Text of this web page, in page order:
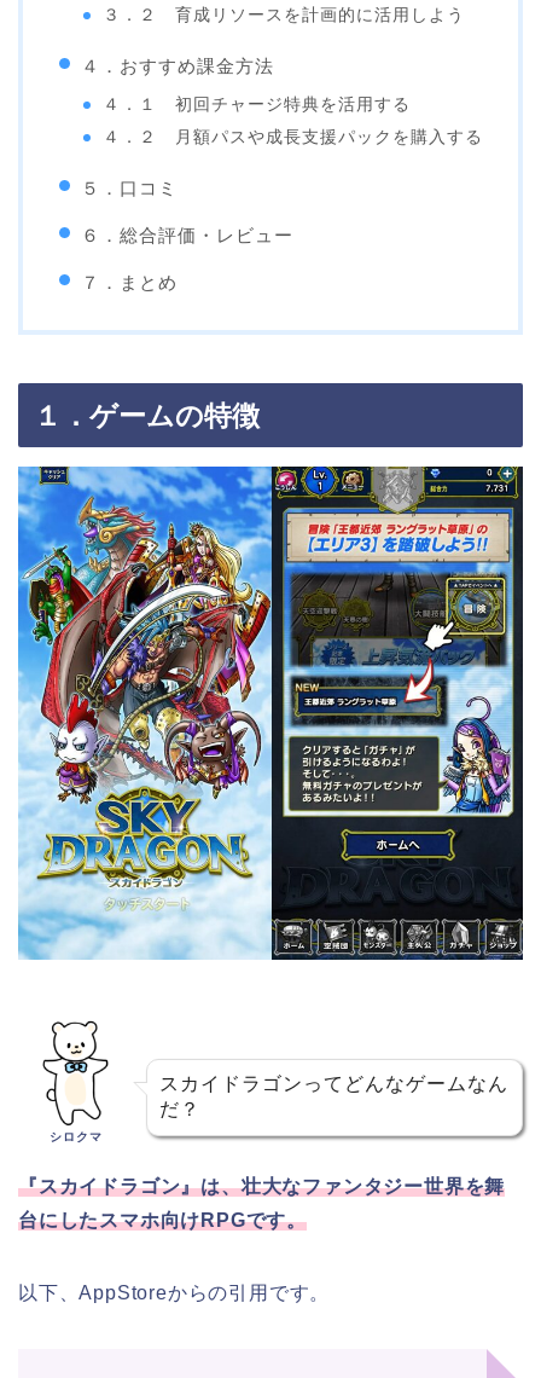
３．２ 育成リソースを計画的に活用しよう
４．おすすめ課金方法
４．１ 初回チャージ特典を活用する
４．２ 月額パスや成長支援パックを購入する
５．口コミ
６．総合評価・レビュー
７．まとめ
１．ゲームの特徴
シロクマ
スカイドラゴンってどんなゲームなん
だ？
『スカイドラゴン』は、壮大なファンタジー世界を舞
台にしたスマホ向けRPGです。
以下、AppStoreからの引用です。